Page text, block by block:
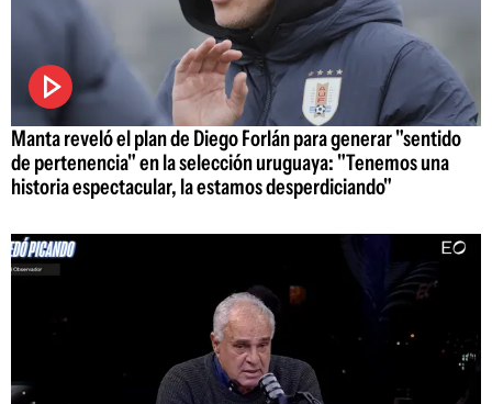
Manta reveló el plan de Diego Forlán para generar "sentido
de pertenencia" en la selección uruguaya: "Tenemos una
historia espectacular, la estamos desperdiciando"